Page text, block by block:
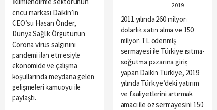
İklimlendirme sektörünün
öncü markası Daikin’in
CEO’su Hasan Önder,
Dünya Sağlık Örgütünün
Corona virüs salgınını
pandemi ilan etmesiyle
ekonomide ve çalışma
koşullarında meydana gelen
gelişmeleri kamuoyu ile
paylaştı.
2019
2011 yılında 260 milyon
dolarlık satın alma ve 150
milyon TL ödenmiş
sermayesi ile Türkiye ısıtma-
soğutma pazarına giriş
yapan Daikin Türkiye, 2019
yılında Türkiye’deki yatırım
ve faaliyetlerini artırmak
amacı ile öz sermayesini 150